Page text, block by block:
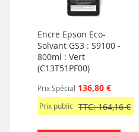
Encre Epson Eco-
Solvant GS3 : S9100 -
800ml : Vert
(C13T51PF00)
Prix Spécial 136,80 €
Prix public TTC: 164,16 €